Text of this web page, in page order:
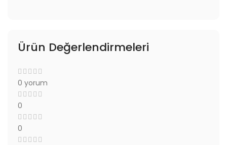
Ürün Değerlendirmeleri
0 yorum
0
0